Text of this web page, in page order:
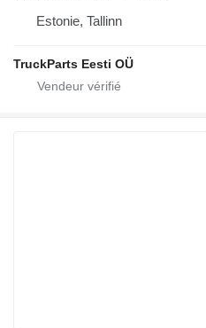
Estonie, Tallinn
TruckParts Eesti OÜ